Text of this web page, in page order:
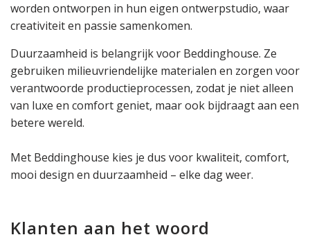
worden ontworpen in hun eigen ontwerpstudio, waar
creativiteit en passie samenkomen.
Duurzaamheid is belangrijk voor Beddinghouse. Ze
gebruiken milieuvriendelijke materialen en zorgen voor
verantwoorde productieprocessen, zodat je niet alleen
van luxe en comfort geniet, maar ook bijdraagt aan een
betere wereld.
Met Beddinghouse kies je dus voor kwaliteit, comfort,
mooi design en duurzaamheid – elke dag weer.
Klanten aan het woord